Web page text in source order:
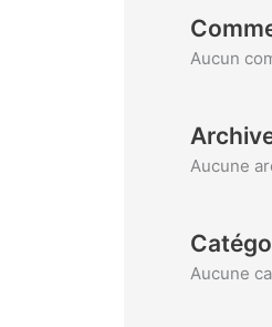
Aucun
Aucune
Aucune